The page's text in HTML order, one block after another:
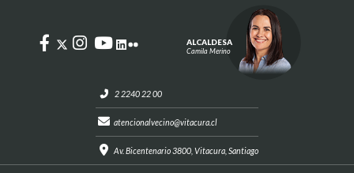
2 2240 22 00
atencionalvecino@vitacura.cl
Av. Bicentenario 3800, Vitacura, Santiago
ALCALDESA
Camila Merino